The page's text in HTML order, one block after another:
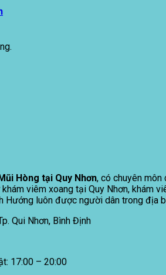
Hòng tại Quy Nhơn, có chuyên môn
viêm xoang tại Quy Nhơn,
Hướng luôn được người dân trong địa
Qui Nhơn, Bình Định
17:00 – 20:00